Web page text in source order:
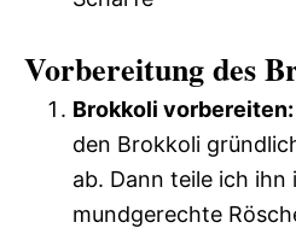
Vorbereitung des
Brokkoli vorbereiten:
den Brokkoli
ab. Dann teile ich ihn
mundgerechte